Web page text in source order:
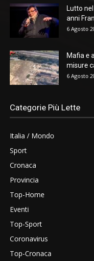
Lutto
anni
6 Agosto
Mafia e
misure
6 Agosto
Categorie Più Lette
Italia / Mondo
Sport
Cronaca
Provincia
Top-Home
Eventi
Top-Sport
Coronavirus
Top-Cronaca